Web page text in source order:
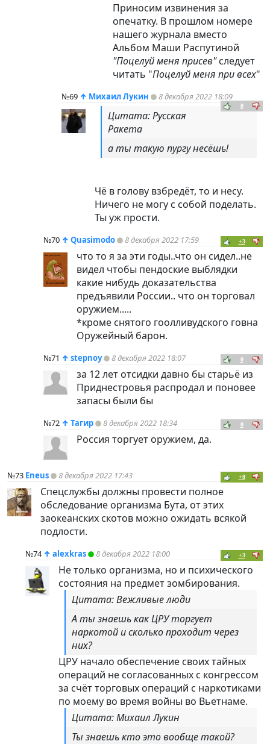
Приносим извинения за
опечатку. В прошлом номере
нашего журнала вместо
Альбом Маши Распутиной
"Поцелуй меня присев"следует
читать "Поцелуй меня при всех"
№69 ↑ Михаил Лукин 8 декабря 2022 18:09
0
Цитата: Русская
Ракета
а ты такую пургу несёшь!
Чё в голову взбредёт, то и несу.
Ничего не могу с собой поделать.
Ты уж прости.
№70 ↑ Quasimodo 8 декабря 2022 17:59 +3
что то я за эти годы..что он сидел..не
видел чтобы пендоские выблядки
какие нибудь доказательства
предъявили России.. что он торговал
оружием.....
*кроме снятого гоолливудского говна
Оружейный барон.
№71 ↑ stepnoy 8 декабря 2022 18:07 0
за 12 лет отсидки давно бы старьё из
Приднестровья распродал и поновее
запасы были бы
№72 ↑ Тагир 8 декабря 2022 18:34 0
Россия торгует оружием, да.
№73 Eneus 8 декабря 2022 17:43 +8
Спецслужбы должны провести полное
обследование организма Бута, от этих
заокеанских скотов можно ожидать всякой
подлости.
№74 ↑ alexkras 8 декабря 2022 18:00 +3
Не только организма, но и психического
состояния на предмет зомбирования.
Цитата: Вежливые люди
А ты знаешь как ЦРУ торгует
наркотой и сколько проходит через
них?
ЦРУ начало обеспечение своих тайных
операций не согласованных с конгрессом
за счёт торговых операций с наркотиками
по моему во время войны во Вьетнаме.
Цитата: Михаил Лукин
Ты знаешь кто это вообще такой?